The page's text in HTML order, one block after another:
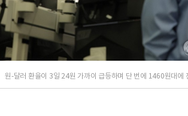
원-달러 환율이 3일 24원 가까이 급등하며 단 번에 1460원대에